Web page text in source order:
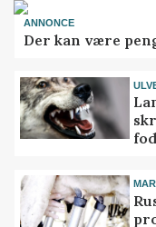
ANNONCE
Der kan være